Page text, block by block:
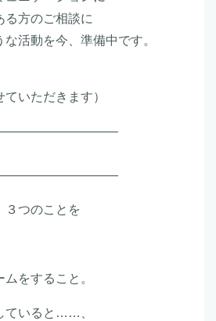
る方のご相談に
活動を今、準備中です。
いただきます）
３つのことを
をすること。
ていると……、